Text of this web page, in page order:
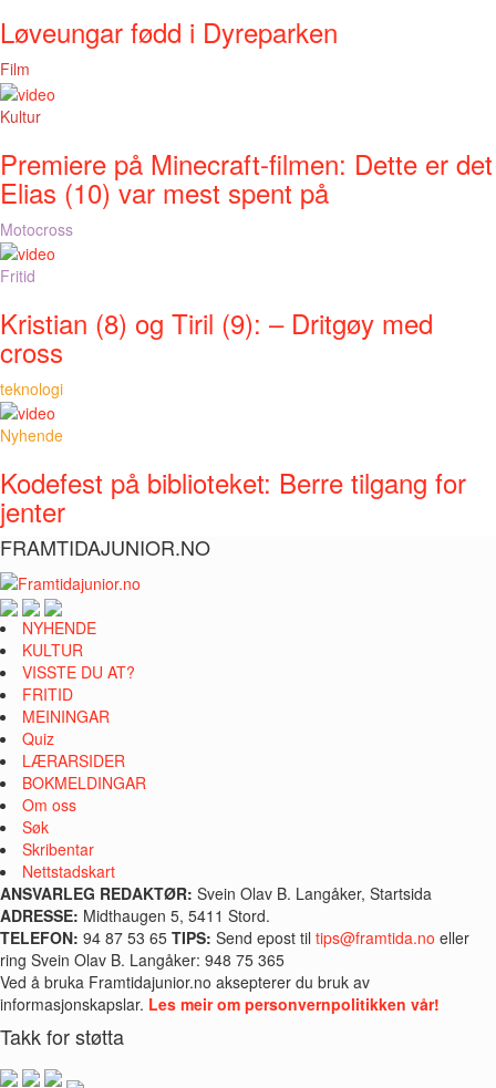
Løveungar fødd i Dyreparken
Film
Kultur
Premiere på Minecraft-filmen: Dette er det
Elias (10) var mest spent på
Motocross
Fritid
Kristian (8) og Tiril (9): – Dritgøy med
cross
teknologi
Nyhende
Kodefest på biblioteket: Berre tilgang for
jenter
FRAMTIDAJUNIOR.NO
NYHENDE
KULTUR
VISSTE DU AT?
FRITID
MEININGAR
Quiz
LÆRARSIDER
BOKMELDINGAR
Om oss
Søk
Skribentar
Nettstadskart
ANSVARLEG REDAKTØR: Svein Olav B. Langåker, Startsida
ADRESSE: Midthaugen 5, 5411 Stord.
TELEFON: 94 87 53 65 TIPS: Send epost til tips@framtida.no eller
ring Svein Olav B. Langåker: 948 75 365
Ved å bruka Framtidajunior.no aksepterer du bruk av
informasjonskapslar. Les meir om personvernpolitikken vår!
Takk for støtta